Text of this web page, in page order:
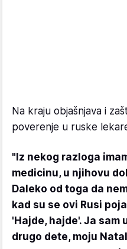
Na kraju objašnjava i
poverenje u ruske
"Iz nekog razloga
medicinu, u njihovu
Daleko od toga da
kad su se ovi Rusi
'Hajde, hajde'. Ja sam
drugo dete, moju